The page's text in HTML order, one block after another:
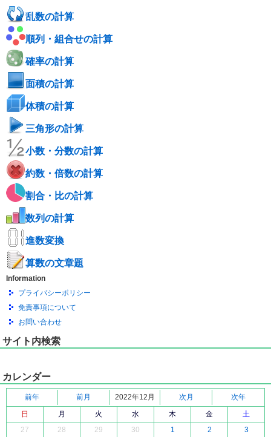
乱数の計算
順列・組合せの計算
確率の計算
面積の計算
体積の計算
三角形の計算
小数・分数の計算
約数・倍数の計算
割合・比の計算
数列の計算
進数変換
算数の文章題
Information
プライバシーポリシー
免責事項について
お問い合わせ
サイト内検索
カレンダー
前年 前月 2022年12月 次月
次年
日
月 火 水 木 金
土
27
28 29 30 1 2 3